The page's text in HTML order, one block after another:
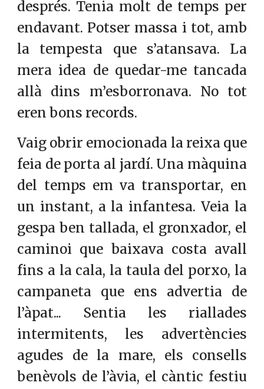
després. Tenia molt de temps per
endavant. Potser massa i tot, amb
la tempesta que s’atansava. La
mera idea de quedar-me tancada
allà dins m’esborronava. No tot
eren bons records.
Vaig obrir emocionada la reixa que
feia de porta al jardí. Una màquina
del temps em va transportar, en
un instant, a la infantesa. Veia la
gespa ben tallada, el gronxador, el
caminoi que baixava costa avall
fins a la cala, la taula del porxo, la
campaneta que ens advertia de
l’àpat... Sentia les riallades
intermitents, les advertències
agudes de la mare, els consells
benèvols de l’àvia, el càntic festiu